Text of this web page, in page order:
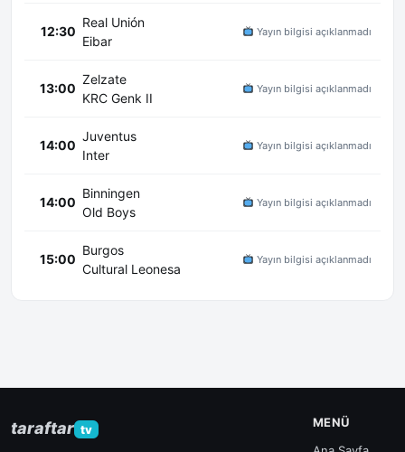
12:30
Real Unión
Eibar
Yayın bilgisi açıklanmadı
13:00
Zelzate
KRC Genk II
Yayın bilgisi açıklanmadı
14:00
Juventus
Inter
Yayın bilgisi açıklanmadı
14:00
Binningen
Old Boys
Yayın bilgisi açıklanmadı
15:00
Burgos
Cultural Leonesa
Yayın bilgisi açıklanmadı
taraftar tv
MENÜ